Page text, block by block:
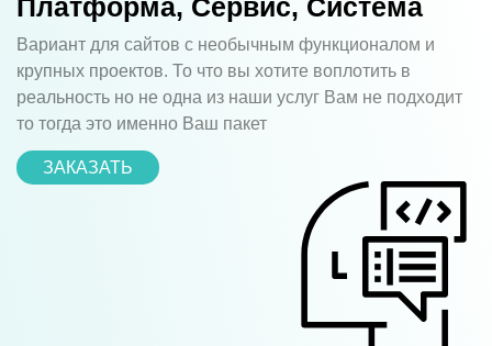
Платформа, Сервис, Система
Вариант для сайтов с необычным функционалом и
крупных проектов. То что вы хотите воплотить в
реальность но не одна из наши услуг Вам не подходит
то тогда это именно Ваш пакет
ЗАКАЗАТЬ